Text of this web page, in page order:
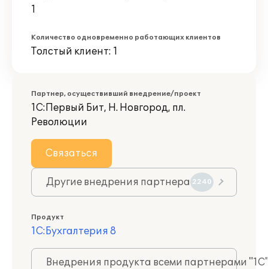
1
Количество одновременно работающих клиентов
Толстый клиент: 1
Партнер, осуществивший внедрение/проект
1С:Первый Бит, Н. Новгород, пл.
Революции
Связаться
Другие внедрения партнера 2240
Продукт
1С:Бухгалтерия 8
Внедрения продукта всеми партнерами